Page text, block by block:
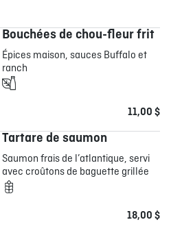
Bouchées de chou-fleur frit
Épices maison, sauces Buffalo et
ranch
11,00 $
Tartare de saumon
Saumon frais de l’atlantique, servi
avec croûtons de baguette grillée
18,00 $